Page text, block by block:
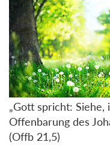
„Gott spricht: Siehe,
Offenbarung des
(Offb 21,5)